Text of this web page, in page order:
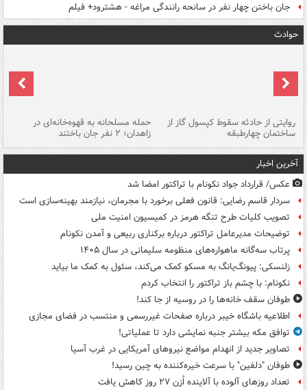
جان باختن چهار نفر در سانحه رانندگی مراغه - هشترود+ فیلم
حوادث
روایتی از حادثه سقوط کپسول گاز از
ساختمان چهارطبقه
حمله مسلحانه به قهوه‌خانه‌ای در
زاهدان؛ ۲ نفر جان باختند
آخرین اخبار
عکس/ قرارداد جواد نکونام با تراکتور امضا شد
سردار قاسم رضایی: قانون فعلی برخورد با مجرمان، نیازمند بهینه‌سازی است
تصویب کلیات طرح تنگه هرمز در کمیسیون امنیت ملی
توضیحات مدیرعامل تراکتور درباره برکناری ربیعی و آمدن نکونام
پرتاب سه‌گانه ماهواره‌های منظومه سلیمانی در سال ۱۴۰۵
زلنسکی: پیونگ‌یانگ به مسکو کمک می‌کند، سئول به کمک ما بیاید
نکونام: با چشم باز تراکتور را انتخاب کردم
طوفان سقف خانه‌ها را در روسیه از جا ‌کند!
اطلاعیه باشگاه خیبر درباره صفحات غیررسمی و منتسب در فضای مجازی
توافق مکه بیشتر جنبه نمایشی دارد تا عملیاتی!
تصاویر جدید از انهدام مواضع نیروهای آمریکایی در غرب آسیا
طوفان "دلفین" با سرعت خیره‌کننده به چین رسید!
تعداد روزهای آلوده با آلاینده اُزن ۲۷ روز کاهش یافت